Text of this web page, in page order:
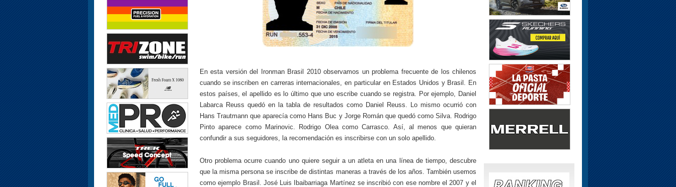
En esta versión del Ironman Brasil 2010 observamos un problema frecuente de los chilenos
cuando se inscriben en carreras internacionales, en particular en Estados Unidos y Brasil. En
estos países, el apellido es lo último que uno escribe cuando se registra. Por ejemplo, Daniel
Labarca Reuss quedó en la tabla de resultados como Daniel Reuss. Lo mismo ocurrió con
Hans Trautmann que aparecía como Hans Buc y Jorge Román que quedó como Silva. Rodrigo
Pinto aparece como Marinovic. Rodrigo Olea como Carrasco. Así, al menos que quieran
confundir a sus seguidores, la recomendación es inscribirse con un solo apellido.
Otro problema ocurre cuando uno quiere seguir a un atleta en una línea de tiempo, descubre
que la misma persona se inscribe de distintas maneras a través de los años. También usemos
como ejemplo Brasil. José Luis Ibaibarriaga Martínez se inscribió con ese nombre el 2007 y el